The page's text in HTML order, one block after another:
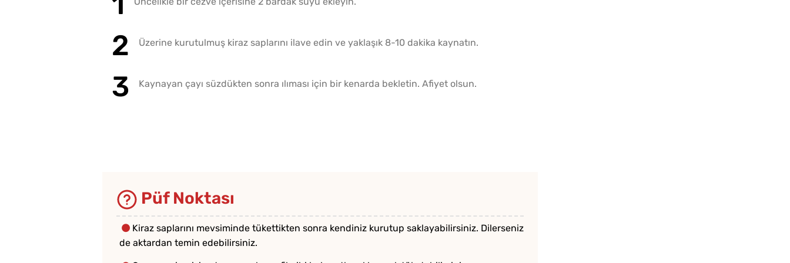
Üzerine kurutulmuş kiraz saplarını ilave edin ve yaklaşık 8-10 dakika kaynatın.
Kaynayan çayı süzdükten sonra ılıması için bir kenarda bekletin. Afiyet olsun.
Püf Noktası
Kiraz saplarını mevsiminde tükettikten sonra kendiniz kurutup saklayabilirsiniz. Dilerseniz
de aktardan temin edebilirsiniz.